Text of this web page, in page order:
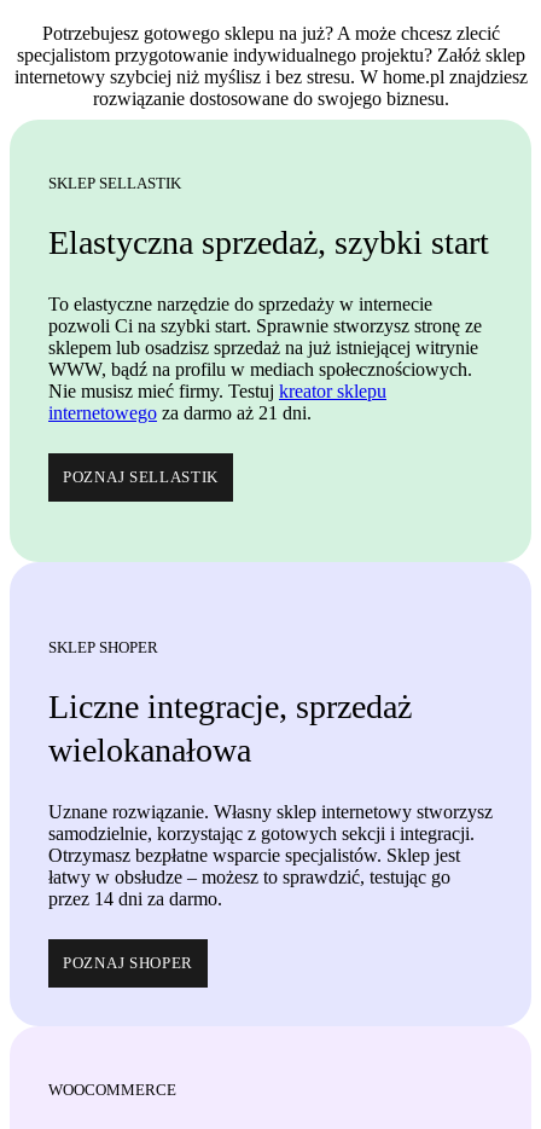
Potrzebujesz gotowego sklepu na już? A może chcesz zlecić
specjalistom przygotowanie indywidualnego projektu? Załóż sklep
internetowy szybciej niż myślisz i bez stresu. W home.pl znajdziesz
rozwiązanie dostosowane do swojego biznesu.
SKLEP SELLASTIK
Elastyczna sprzedaż, szybki start
To elastyczne narzędzie do sprzedaży w internecie
pozwoli Ci na szybki start. Sprawnie stworzysz stronę ze
sklepem lub osadzisz sprzedaż na już istniejącej witrynie
WWW, bądź na profilu w mediach społecznościowych.
Nie musisz mieć firmy. Testuj kreator sklepu
internetowego za darmo aż 21 dni.
POZNAJ SELLASTIK
SKLEP SHOPER
Liczne integracje, sprzedaż
wielokanałowa
Uznane rozwiązanie. Własny sklep internetowy stworzysz
samodzielnie, korzystając z gotowych sekcji i integracji.
Otrzymasz bezpłatne wsparcie specjalistów. Sklep jest
łatwy w obsłudze – możesz to sprawdzić, testując go
przez 14 dni za darmo.
POZNAJ SHOPER
WOOCOMMERCE